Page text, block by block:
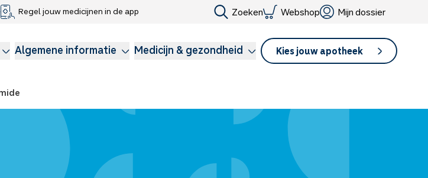
Regel jouw medicijnen in de app Zoeken Webshop Mijn dossier
Algemene informatie Medicijn & gezondheid Kies jouw apotheek
Webshop
Klachtenregeling
Longzorg